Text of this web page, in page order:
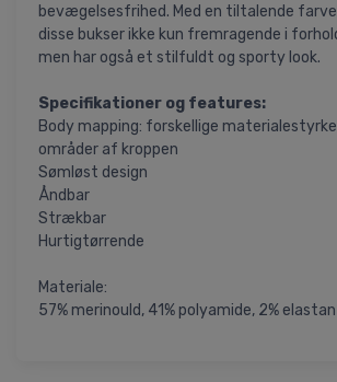
bevægelsesfrihed. Med en tiltalende
disse bukser ikke kun fremragende i
men har også et stilfuldt og sporty look.
Specifikationer og features:
Body mapping: forskellige
områder af kroppen
Sømløst design
Åndbar
Strækbar
Hurtigtørrende
Materiale:
57% merinould, 41% polyamide, 2% elastan